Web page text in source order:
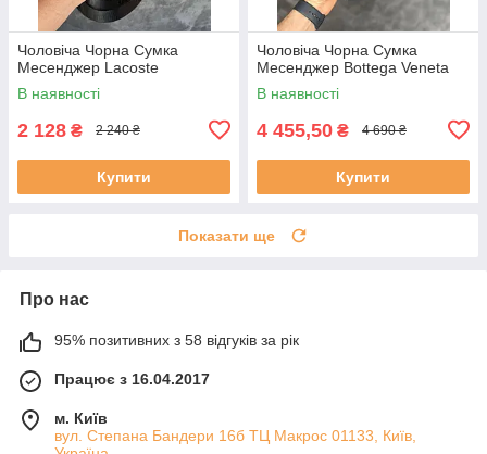
Чоловіча Чорна Сумка
Месенджер Lacoste
В наявності
2 128 ₴ 2 240 ₴
Купити
Чоловіча Чорна Сумка
Месенджер Bottega Veneta
В наявності
4 455,50 ₴ 4 690 ₴
Купити
Показати ще
Про нас
95% позитивних з 58 відгуків за рік
Працює з 16.04.2017
м. Київ
вул. Степана Бандери 16б ТЦ Макрос 01133, Київ,